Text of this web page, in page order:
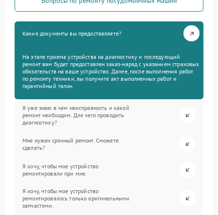
Какие документы вы предоставляете?
На этапе приема устройства на диагностику и последующий
ремонт вам будет предоставлен заказ-наряд с указанием страховых
обязательств на ваше устройство. Далее, после выполнения работ
по ремонту техники, вы получите акт выполненных работ и
гарантийный талон.
Я уже знаю в чем неисправность и какой
ремонт необходим. Для чего проводить
диагностику?
Мне нужен срочный ремонт. Сможете
сделать?
Я хочу, чтобы мое устройство
ремонтировали при мне.
Я хочу, чтобы мое устройство
ремонтировалось только оригинальными
запчастями.